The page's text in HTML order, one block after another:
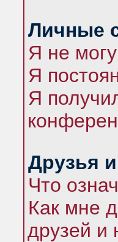
Личные
Я не
Я
Я
Друзья
Что
Как мне
друзей и